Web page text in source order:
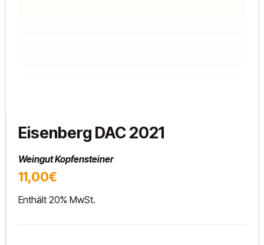
Eisenberg DAC 2021
Weingut Kopfensteiner
11,00€
Enthält 20% MwSt.